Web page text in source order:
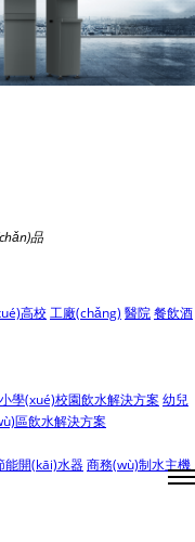
品
高校工廠(chǎng) 醫院餐飲酒
學(xué)校園飲水解決方案 幼兒
區飲水解決方案
能開(kāi)水器商務(wù)制水主機